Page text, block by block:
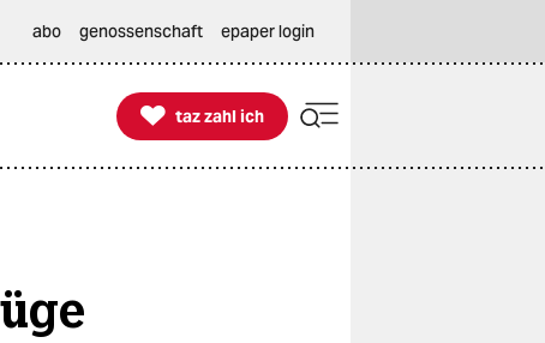
abo genossenschaft epaper login

taz zahl ich
taz zahl ich